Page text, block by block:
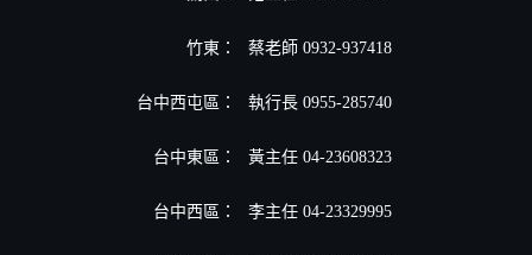
竹東： 蔡老師 0932-937418
台中西屯區： 執行長 0955-285740
台中東區： 黃主任 04-23608323
台中西區： 李主任 04-23329995